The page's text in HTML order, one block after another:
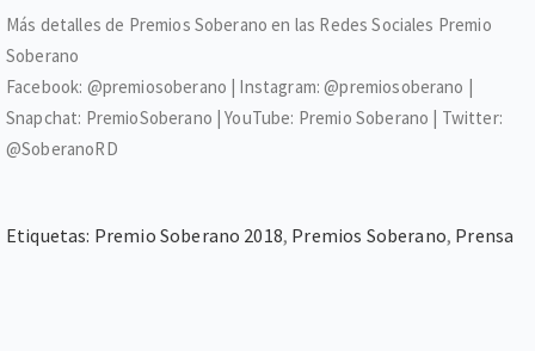
Más detalles de Premios Soberano en las Redes Sociales Premio
Soberano
Facebook: @premiosoberano | Instagram: @premiosoberano |
Snapchat: PremioSoberano | YouTube: Premio Soberano | Twitter:
@SoberanoRD
Etiquetas: Premio Soberano 2018, Premios Soberano, Prensa